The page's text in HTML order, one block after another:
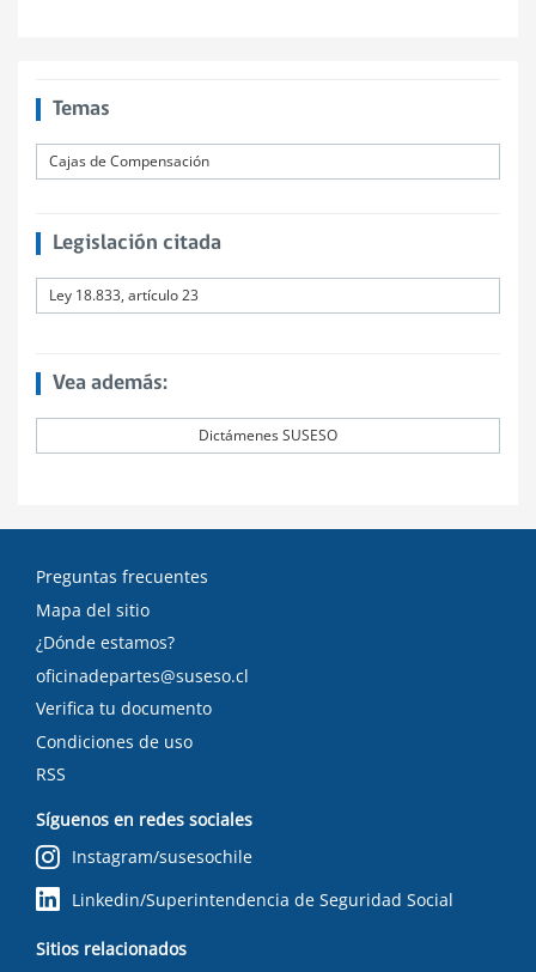
Temas
Cajas de Compensación
Legislación citada
Ley 18.833, artículo 23
Vea además:
Dictámenes SUSESO
Preguntas frecuentes
Mapa del sitio
¿Dónde estamos?
oficinadepartes@suseso.cl
Verifica tu documento
Condiciones de uso
RSS
Síguenos en redes sociales
Instagram/susesochile
Linkedin/Superintendencia de Seguridad Social
Sitios relacionados